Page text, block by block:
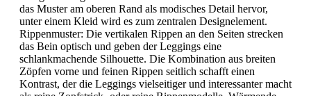
das Muster am oberen Rand als modisches Detail hervor,
unter einem Kleid wird es zum zentralen Designelement.
Rippenmuster: Die vertikalen Rippen an den Seiten strecken
das Bein optisch und geben der Leggings eine
schlankmachende Silhouette. Die Kombination aus breiten
Zöpfen vorne und feinen Rippen seitlich schafft einen
Kontrast, der die Leggings vielseitiger und interessanter macht